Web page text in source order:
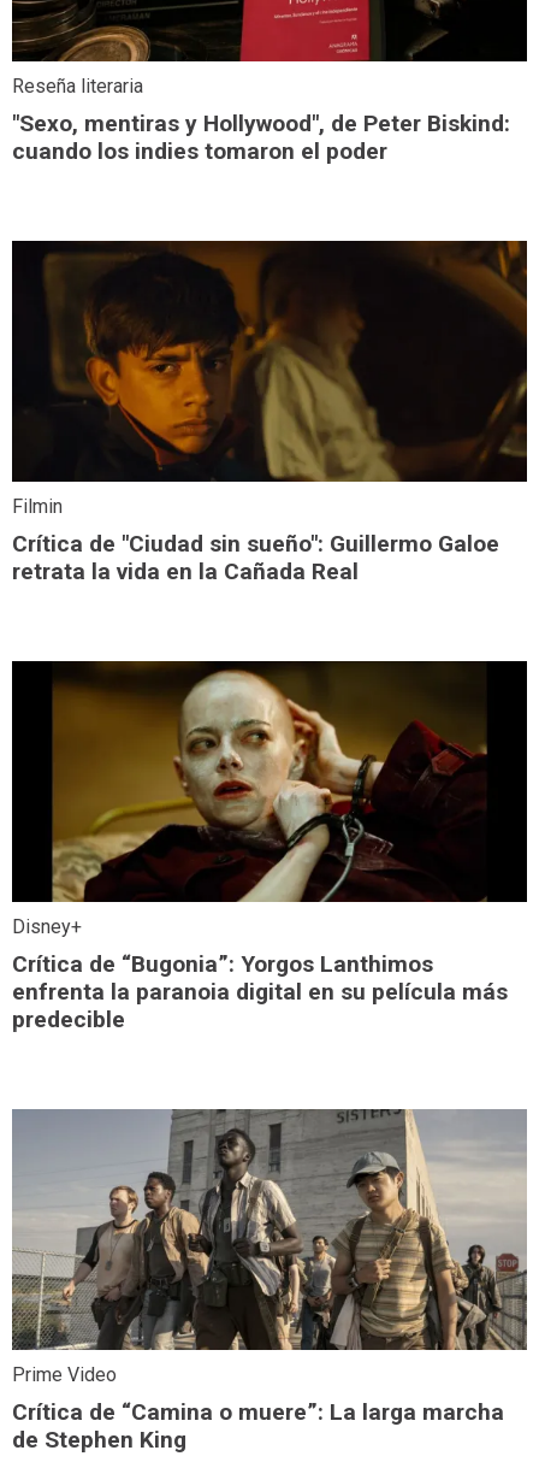
Reseña literaria
"Sexo, mentiras y Hollywood", de Peter Biskind:
cuando los indies tomaron el poder
Filmin
Crítica de "Ciudad sin sueño": Guillermo Galoe
retrata la vida en la Cañada Real
Disney+
Crítica de “Bugonia”: Yorgos Lanthimos
enfrenta la paranoia digital en su película más
predecible
Prime Video
Crítica de “Camina o muere”: La larga marcha
de Stephen King